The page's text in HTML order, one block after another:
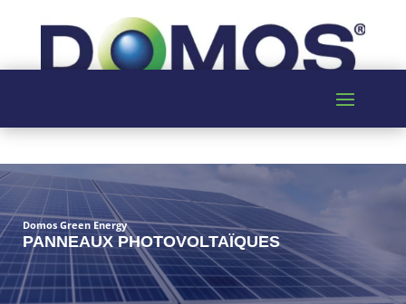
Domos Green Energy
PANNEAUX PHOTOVOLTAÏQUES